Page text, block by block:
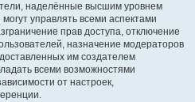
наделённые высшим уровнем
управлять всеми аспектами
прав доступа, отключение
назначение модераторов
им создателем
всеми возможностями
от настроек,